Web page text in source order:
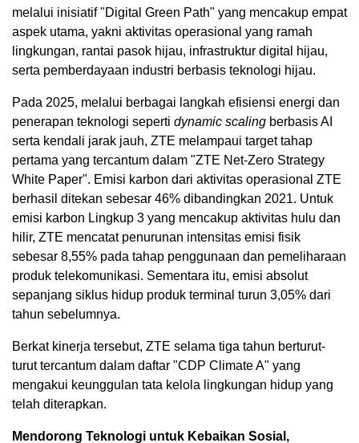
melalui inisiatif "Digital Green Path" yang mencakup empat
aspek utama, yakni aktivitas operasional yang ramah
lingkungan, rantai pasok hijau, infrastruktur digital hijau,
serta pemberdayaan industri berbasis teknologi hijau.
Pada 2025, melalui berbagai langkah efisiensi energi dan
penerapan teknologi seperti dynamic scaling berbasis AI
serta kendali jarak jauh, ZTE melampaui target tahap
pertama yang tercantum dalam "ZTE Net-Zero Strategy
White Paper". Emisi karbon dari aktivitas operasional ZTE
berhasil ditekan sebesar 46% dibandingkan 2021. Untuk
emisi karbon Lingkup 3 yang mencakup aktivitas hulu dan
hilir, ZTE mencatat penurunan intensitas emisi fisik
sebesar 8,55% pada tahap penggunaan dan pemeliharaan
produk telekomunikasi. Sementara itu, emisi absolut
sepanjang siklus hidup produk terminal turun 3,05% dari
tahun sebelumnya.
Berkat kinerja tersebut, ZTE selama tiga tahun berturut-
turut tercantum dalam daftar "CDP Climate A" yang
mengakui keunggulan tata kelola lingkungan hidup yang
telah diterapkan.
Mendorong Teknologi untuk Kebaikan Sosial,